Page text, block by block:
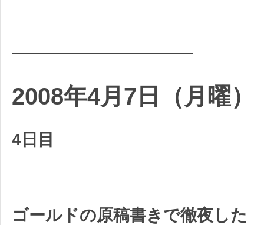
2008年4月7日（月曜）
4日目
ゴールドの原稿書きで徹夜した